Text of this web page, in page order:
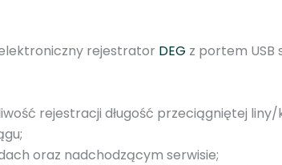
rejestrator DEG z portem USB
rejestracji długość przeciągniętej
oraz nadchodzącym serwisie;